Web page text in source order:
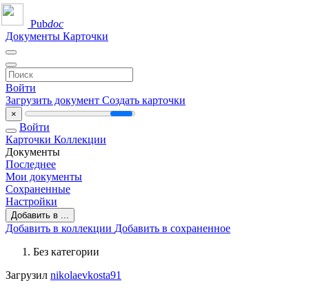
Pubdoc
Документы Карточки
Войти
Загрузить документ Создать карточки
×
Войти
Карточки Коллекции
Документы
Последнее
Мои документы
Сохраненные
Настройки
Добавить в ...
Добавить в коллекции Добавить в сохраненное
Без категории
Загрузил nikolaevkosta91